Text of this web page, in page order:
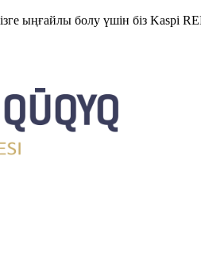
ыңғайлы болу үшін біз Kaspi